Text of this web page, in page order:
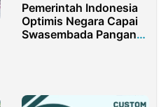
Pemerintah Indonesia
Optimis Negara Capai
Swasembada Pangan